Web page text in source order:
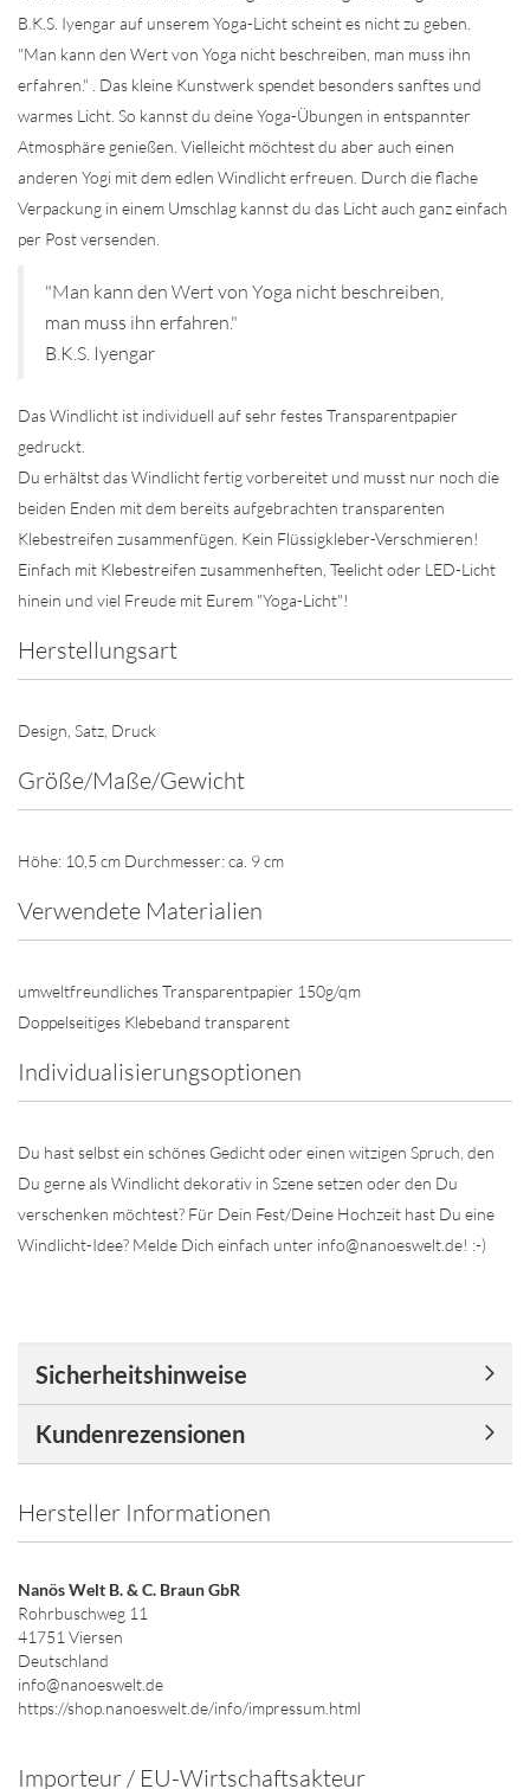
B.K.S. Iyengar auf unserem Yoga-Licht scheint es nicht zu geben.
"Man kann den Wert von Yoga nicht beschreiben, man muss ihn
erfahren." . Das kleine Kunstwerk spendet besonders sanftes und
warmes Licht. So kannst du deine Yoga-Übungen in entspannter
Atmosphäre genießen. Vielleicht möchtest du aber auch einen
anderen Yogi mit dem edlen Windlicht erfreuen. Durch die flache
Verpackung in einem Umschlag kannst du das Licht auch ganz einfach
per Post versenden.
"Man kann den Wert von Yoga nicht beschreiben,
man muss ihn erfahren."
B.K.S. Iyengar
Das Windlicht ist individuell auf sehr festes Transparentpapier
gedruckt.
Du erhältst das Windlicht fertig vorbereitet und musst nur noch die
beiden Enden mit dem bereits aufgebrachten transparenten
Klebestreifen zusammenfügen. Kein Flüssigkleber-Verschmieren!
Einfach mit Klebestreifen zusammenheften, Teelicht oder LED-Licht
hinein und viel Freude mit Eurem "Yoga-Licht"!
Herstellungsart
Design, Satz, Druck
Größe/Maße/Gewicht
Höhe: 10,5 cm Durchmesser: ca. 9 cm
Verwendete Materialien
umweltfreundliches Transparentpapier 150g/qm
Doppelseitiges Klebeband transparent
Individualisierungsoptionen
Du hast selbst ein schönes Gedicht oder einen witzigen Spruch, den
Du gerne als Windlicht dekorativ in Szene setzen oder den Du
verschenken möchtest? Für Dein Fest/Deine Hochzeit hast Du eine
Windlicht-Idee? Melde Dich einfach unter info@nanoeswelt.de! :-)
Sicherheitshinweise
Kundenrezensionen
Hersteller Informationen
Nanös Welt B. & C. Braun GbR
Rohrbuschweg 11
41751 Viersen
Deutschland
info@nanoeswelt.de
https://shop.nanoeswelt.de/info/impressum.html
Importeur / EU-Wirtschaftsakteur